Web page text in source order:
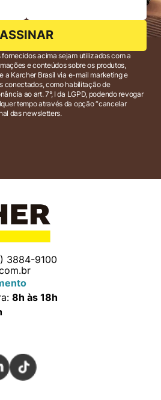
ASSINAR
acima sejam utilizados com a
e conteúdos sobre os produtos,
conectados, como habilitação de
ao art. 7°, I da LGPD, podendo revogar
tempo através da opção “cancelar
das newsletters.
3884-9100
8h às 18h